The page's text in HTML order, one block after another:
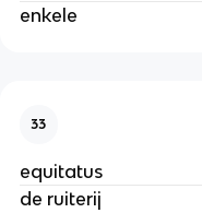
enkele
33
equitatus
de ruiterij